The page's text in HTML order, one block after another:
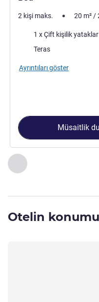
Önceki - Oda
Sayfa , Oda 1 :
2 kişi maks. 20 m²/
1 x Çift kişilik yataklar
Konaklama ekstraları:
Teras
Ayrıntıları göster
Müsaitlik
Otelin konumu